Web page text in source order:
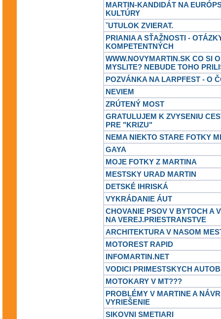
MARTIN-KANDIDÁT NA
KULTÚRY
ˇUTULOK ZVIERAT.
PRIANIA A SŤAŽNOSTI -
KOMPETENTNÝCH
WWW.NOVYMARTIN.SK CO SI
MYSLITE? NEBUDE TOHO
POZVÁNKA NA LARPFEST - O
NEVIEM
ZRÚTENÝ MOST
GRATULUJEM K ZVYSENIU
PRE "KRIZU"
NEMA NIEKTO STARE FOTKY
GAYA
MOJE FOTKY Z MARTINA
MESTSKY URAD MARTIN
DETSKÉ IHRISKÁ
VYKRÁDANIE ÁUT
CHOVANIE PSOV V BYTOCH A
NA VEREJ.PRIESTRANSTVE
ARCHITEKTURA V NASOM
MOTOREST RAPID
INFOMARTIN.NET
VODICI PRIMESTSKYCH
MOTOKARY V MT???
PROBLÉMY V MARTINE A
VYRIEŠENIE
SIKOVNI SMETIARI